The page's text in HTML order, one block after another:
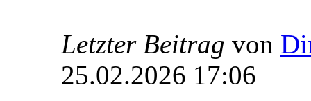
Letzter Beitrag von
25.02.2026 17:06